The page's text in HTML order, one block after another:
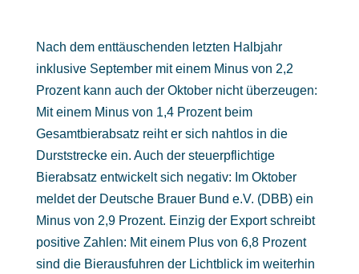
Nach dem enttäuschenden letzten Halbjahr
inklusive September mit einem Minus von 2,2
Prozent kann auch der Oktober nicht überzeugen:
Mit einem Minus von 1,4 Prozent beim
Gesamtbierabsatz reiht er sich nahtlos in die
Durststrecke ein. Auch der steuerpflichtige
Bierabsatz entwickelt sich negativ: Im Oktober
meldet der Deutsche Brauer Bund e.V. (DBB) ein
Minus von 2,9 Prozent. Einzig der Export schreibt
positive Zahlen: Mit einem Plus von 6,8 Prozent
sind die Bierausfuhren der Lichtblick im weiterhin